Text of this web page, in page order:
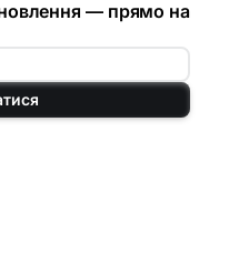
— прямо на